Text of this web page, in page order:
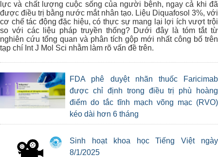
lực và chất lượng cuộc sống của người bệnh, ngay cả khi đã
được điều trị bằng nước mắt nhân tạo. Liệu Diquafosol 3%, với
cơ chế tác động đặc hiệu, có thực sự mang lại lợi ích vượt trội
so với các liệu pháp truyền thống? Dưới đây là tóm tắt từ
nghiên cứu tổng quan và phân tích gộp mới nhất công bố trên
tạp chí Int J Mol Sci nhằm làm rõ vấn đề trên.
FDA phê duyệt nhãn thuốc Faricimab
được chỉ định trong điều trị phù hoàng
điểm do tắc tĩnh mạch võng mạc (RVO)
kéo dài hơn 6 tháng
Sinh hoạt khoa học Tiếng Việt ngày
8/1/2025